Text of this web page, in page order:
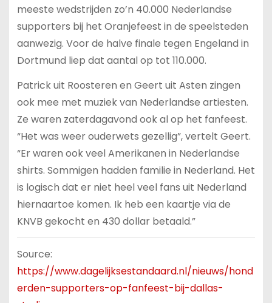
meeste wedstrijden zo’n 40.000 Nederlandse
supporters bij het Oranjefeest in de speelsteden
aanwezig. Voor de halve finale tegen Engeland in
Dortmund liep dat aantal op tot 110.000.
Patrick uit Roosteren en Geert uit Asten zingen
ook mee met muziek van Nederlandse artiesten.
Ze waren zaterdagavond ook al op het fanfeest.
“Het was weer ouderwets gezellig”, vertelt Geert.
“Er waren ook veel Amerikanen in Nederlandse
shirts. Sommigen hadden familie in Nederland. Het
is logisch dat er niet heel veel fans uit Nederland
hiernaartoe komen. Ik heb een kaartje via de
KNVB gekocht en 430 dollar betaald.”
Source:
https://www.dagelijksestandaard.nl/nieuws/hond
erden-supporters-op-fanfeest-bij-dallas-